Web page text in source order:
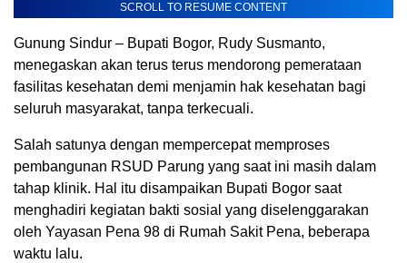
SCROLL TO RESUME CONTENT
Gunung Sindur – Bupati Bogor, Rudy Susmanto,
menegaskan akan terus terus mendorong pemerataan
fasilitas kesehatan demi menjamin hak kesehatan bagi
seluruh masyarakat, tanpa terkecuali.
Salah satunya dengan mempercepat memproses
pembangunan RSUD Parung yang saat ini masih dalam
tahap klinik. Hal itu disampaikan Bupati Bogor saat
menghadiri kegiatan bakti sosial yang diselenggarakan
oleh Yayasan Pena 98 di Rumah Sakit Pena, beberapa
waktu lalu.